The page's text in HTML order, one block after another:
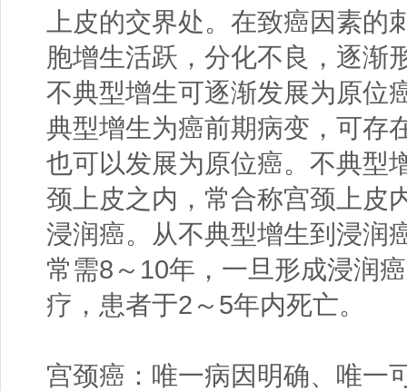
上皮的交界处。在致癌因素
胞增生活跃，分化不良，逐渐
不典型增生可逐渐发展为原位
典型增生为癌前期病变，可存
也可以发展为原位癌。不典型
颈上皮之内，常合称宫颈上皮
浸润癌。从不典型增生到浸润
常需8～10年，一旦形成浸润
疗，患者于2～5年内死亡。
宫颈癌：唯一病因明确、唯一